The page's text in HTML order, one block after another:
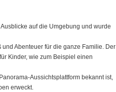
auf die Umgebung und wurde
Abenteuer für die ganze Familie. Der
Kinder, wie zum Beispiel einen
Aussichtsplattform bekannt ist,
erweckt.